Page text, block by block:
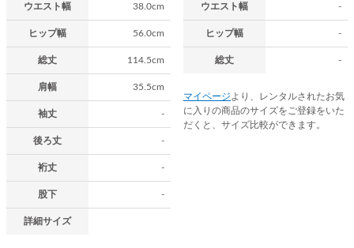
ウエスト幅 38.0cm
ヒップ幅 56.0cm
総丈 114.5cm
肩幅 35.5cm
袖丈 -
後ろ丈 -
裄丈 -
股下 -
詳細サイズ
ウエスト幅 -
ヒップ幅 -
総丈 -
マイページ より、レンタルされたお気
に入りの商品のサイズをご登録をいた
だくと、サイズ比較ができます。